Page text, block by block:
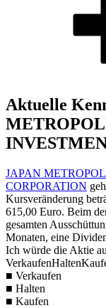
Aktuelle
JAPAN
CORPORATION
Kursveränderung
615,00 Euro. Beim
gesamten
Monaten, eine
Ich würde die Aktie
VerkaufenHalten
■ Verkaufen
■ Halten
■ Kaufen